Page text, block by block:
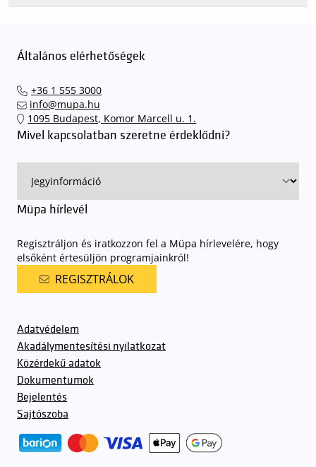
érkezéskor megnövekedett várakozási idővel érdemes kalkulálni. Ezt
azt javasoljuk kedves közönségünknek, induljanak
találhassák meg a legideálisabb parkolóhelyet és
érkezhessenek meg előadásainkra
sorompókat rendszámfelismerő automatika nyitja.
ingyenes azon vendégeink számára, akik egy aznapi fizetős
rendjének részletes leírásaelérhető itt.
Általános elérhetőségek
+36 1 555 3000
info@mupa.hu
1095 Budapest, Komor Marcell u. 1.
Mivel kapcsolatban szeretne érdeklődni?
Müpa hírlevél
Regisztráljon és iratkozzon fel a Müpa hírlevelére, hogy
elsőként értesüljön programjainkról!
REGISZTRÁLOK
Adatvédelem
Akadálymentesítési nyilatkozat
Közérdekű adatok
Dokumentumok
Bejelentés
Sajtószoba